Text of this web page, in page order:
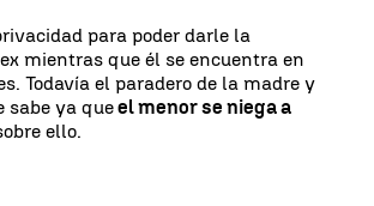
para poder darle la
mientras que él se encuentra en
Todavía el paradero de la madre y
sabe ya queel menor se niega a
ello.